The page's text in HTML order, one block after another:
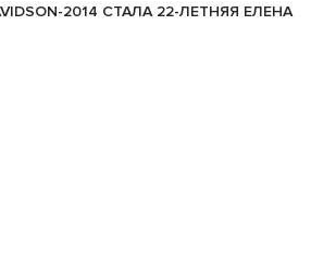
2014 СТАЛА 22-ЛЕТНЯЯ ЕЛЕНА